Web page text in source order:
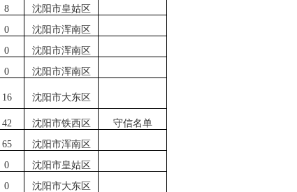
8
沈阳市皇姑区
0
沈阳市浑南区
0
沈阳市浑南区
0 沈阳市浑南区
16 沈阳市大东区
42 沈阳市铁西区
守信名单
65 沈阳市浑南区
0 沈阳市皇姑区
0 沈阳市大东区